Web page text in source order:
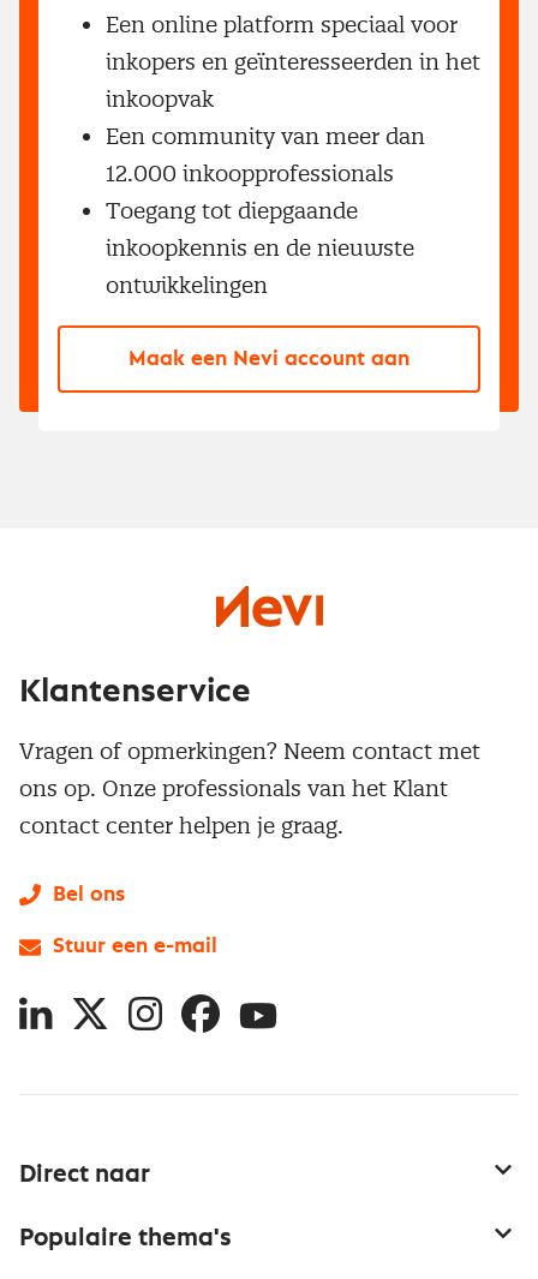
Een online platform speciaal voor
inkopers en geïnteresseerden in het
inkoopvak
Een community van meer dan
12.000 inkoopprofessionals
Toegang tot diepgaande
inkoopkennis en de nieuwste
ontwikkelingen
Maak een Nevi account aan
Direct naar
Populaire thema's
Klantenservice
Vragen of opmerkingen? Neem contact met
ons op. Onze professionals van het Klant
contact center helpen je graag.
Bel ons
Stuur een e-mail
LinkedIn
X InstagramFacebookYouTube